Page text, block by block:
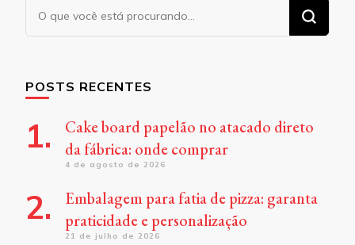
Procurando
POSTS RECENTES
Cake board papelão no atacado direto
da fábrica: onde comprar
4 de agosto de 2026
Embalagem para fatia de pizza: garanta
praticidade e personalização
21 de julho de 2026